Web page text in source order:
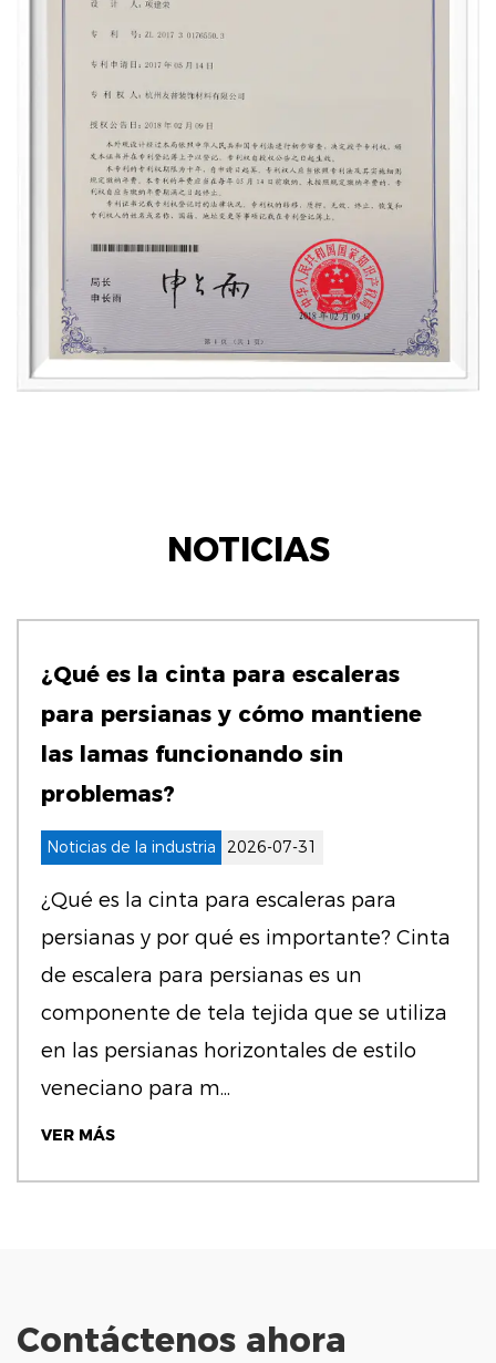
NOTICIAS
¿Qué es la cinta para escaleras
para persianas y cómo mantiene
las lamas funcionando sin
problemas?
Noticias de la industria 2026-07-31
¿Qué es la cinta para escaleras para
persianas y por qué es importante? Cinta
de escalera para persianas es un
componente de tela tejida que se utiliza
en las persianas horizontales de estilo
veneciano para m...
VER MÁS
Contáctenos ahora